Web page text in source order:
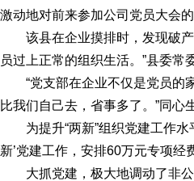
激动地对前来参加公司党员大会
该县在企业摸排时，发现破
员过上正常的组织生活。”县委常
“党支部在企业不仅是党员的
比我们自己去，省事多了。”同
为提升“两新”组织党建工作
新’党建工作，安排60万元专项经
大抓党建，极大地调动了非